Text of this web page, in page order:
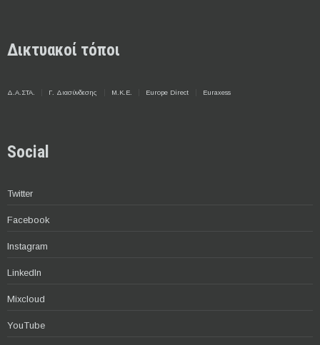
Δικτυακοί τόποι
Δ.Α.ΣΤΑ. Γ. Διασύνδεσης Μ.Κ.Ε. Europe Direct Euraxess
Social
Twitter
Facebook
Instagram
LinkedIn
Mixcloud
YouTube